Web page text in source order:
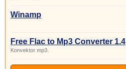
Winamp
Free Flac to Mp3 Converter 1.4
Konvektor mp3.